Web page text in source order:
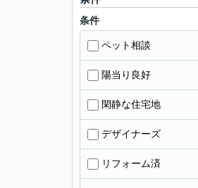
条件
ペット相談
陽当り良好
閑静な住宅地
デザイナーズ
リフォーム済